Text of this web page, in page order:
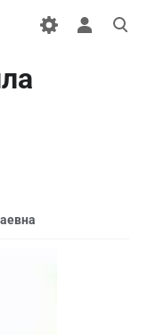
Открыть
поиск